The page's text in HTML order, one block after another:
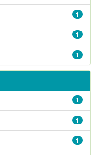
1
1
1
1
1
1